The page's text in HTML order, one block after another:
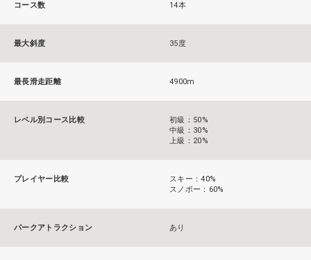
コース数 14本
最大斜度 35度
最長滑走距離 4900m
レベル別コース比較
初級：50%
中級：30%
上級：20%
プレイヤー比較
スキー：40%
スノボー：60%
パークアトラクション あり